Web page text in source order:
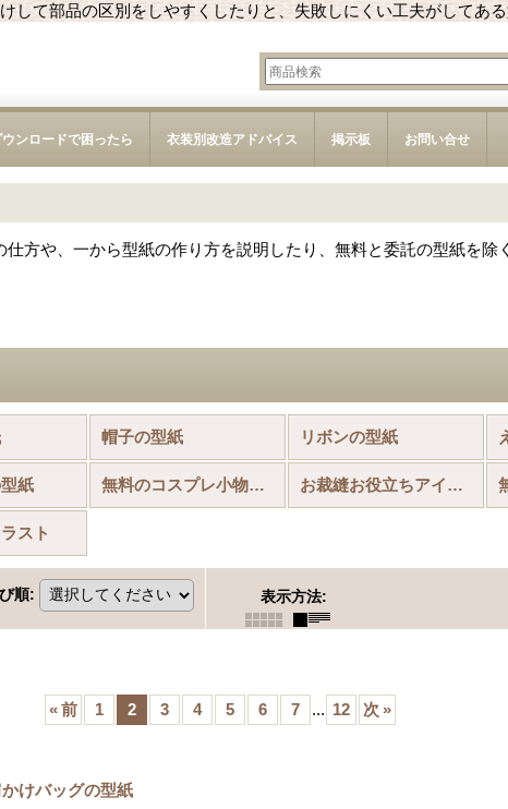
て部品の区別をしやすくしたりと、失敗しにくい工夫がしてあ
ウンロードで困ったら 衣装別改造アドバイス 掲示板 お問い合せ
方や、一から型紙の作り方を説明したり、無料と委託の型紙を除
帽子の型紙 リボンの型紙
紙 無料のコスプレ小物の型紙 お裁縫お役立ちアイテム
スト
順: 表示方法:
«前 1 2 3 4 5 6 7 ... 12 次 »
かけバッグの型紙